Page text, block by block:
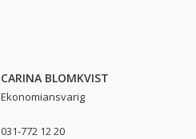
CARINA BLOMKVIST
Ekonomiansvarig
031-772 12 20